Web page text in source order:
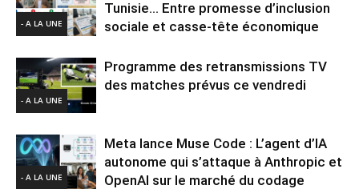
- A LA UNE
Tunisie… Entre promesse d’inclusion
sociale et casse-tête économique
- A LA UNE
Programme des retransmissions TV
des matches prévus ce vendredi
- A LA UNE
Meta lance Muse Code : L’agent d’IA
autonome qui s’attaque à Anthropic et
OpenAI sur le marché du codage